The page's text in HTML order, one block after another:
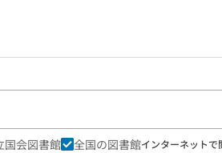
国会図書館 全国の図書館インターネットで